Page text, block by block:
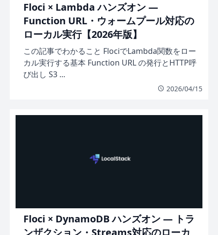
Floci × Lambda ハンズオン —
Function URL・ウォームプール対応の
ローカル実行【2026年版】
この記事でわかること FlociでLambda関数をロー
カル実行する基本 Function URL の発行とHTTP呼
び出し S3 ...
2026/04/15
Floci × DynamoDB ハンズオン — トラ